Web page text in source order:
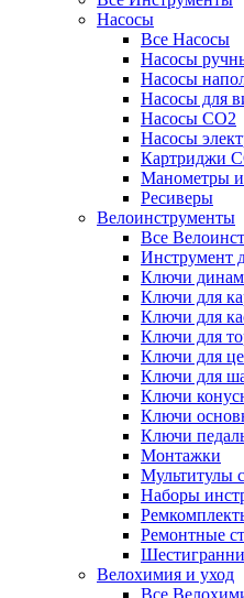
Насосы
Все Насосы
Насосы
Насосы
Насосы для
Насосы CO2
Насосы
Картриджи
Манометры и
Ресиверы
Велоинструменты
Все
Инструмент
Ключи
Ключи для
Ключи для
Ключи для
Ключи для
Ключи для
Ключи
Ключи
Ключи
Монтажки
Мультитулы
Наборы
Ремонтные
Велохимия и уход
Все